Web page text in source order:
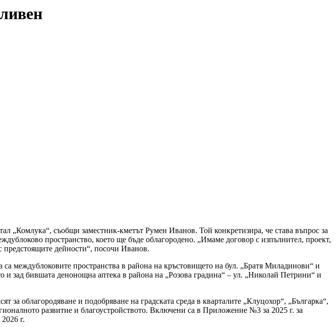
„Комлука“, съобщи заместник-кметът Румен Иванов. Той конкретизира, че става въпрос за
пространство, което ще бъде облагородено. „Имаме договор с изпълнител, проект,
дейности“, посочи Иванов.
междублоковите пространства в района на кръстовището на бул. „Братя Миладинови“ и
зад бившата денонощна аптека в района на „Розова градина“ – ул. „Николай Петрини“ и
за облагородяване и подобряване на градската среда в кварталите „Клуцохор“, „Българка“,
развитие и благоустройството. Включени са в Приложение №3 за 2025 г. за
г.